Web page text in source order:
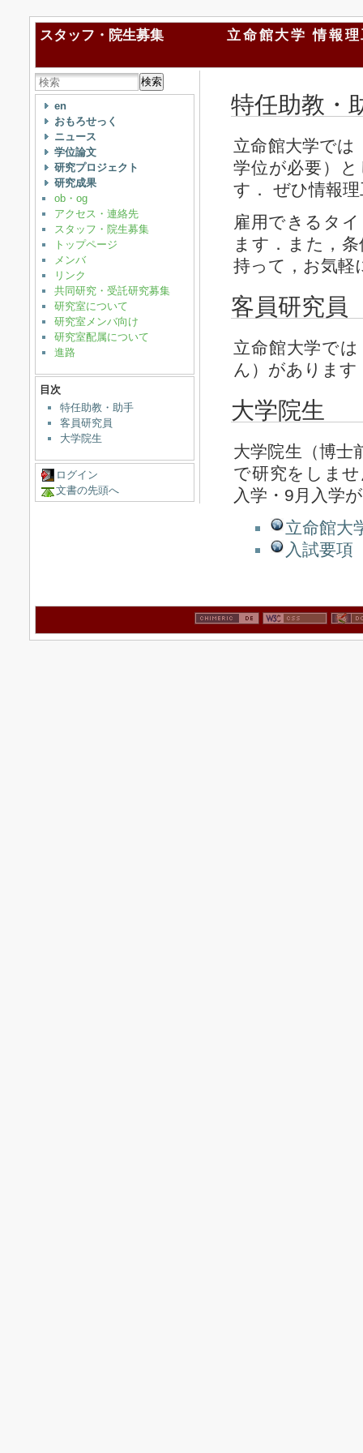
スタッフ・院生募集 立命館大学 情報
検索
en
おもろせっく
ニュース
学位論文
研究プロジェクト
研究成果
ob・og
アクセス・連絡先
スタッフ・院生募集
トップページ
メンバ
リンク
共同研究・受託研究募集
研究室について
研究室メンバ向け
研究室配属について
進路
目次
特任助教・助手
客員研究員
大学院生
ログイン
文書の先頭へ
特任助教・
立命館大学では
学位が必要）
す． ぜひ情報
雇用できるタ
ます．また，
持って，お気軽
客員研究員
立命館大学で
ん）がありま
大学院生
大学院生（博士
で研究をしま
入学・9月入学
立命館大
入試要項